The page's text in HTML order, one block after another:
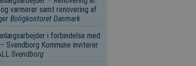
varmerør samt renovering af
Boligkontoret Danmark
i forbindelse med
Svendborg Kommune inviterer
Svendborg